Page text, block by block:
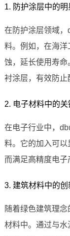
1. 防护涂层中的明
在防护涂层领域
料。例如，在海
蚀，延长使用寿
衬涂层，有效防止
2. 电子材料中的
在电子行业中，
料。它的加入可以
而满足高精度电子
3. 建筑材料中的创
随着绿色建筑理
材料中。通过与